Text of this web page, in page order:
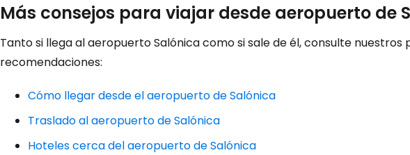
Más consejos para viajar desde aeropuerto de
Tanto si llega al aeropuerto Salónica como si sale de él, consulte nuestros
recomendaciones:
Cómo llegar desde el aeropuerto de Salónica
Traslado al aeropuerto de Salónica
Hoteles cerca del aeropuerto de Salónica
Continuar con Email